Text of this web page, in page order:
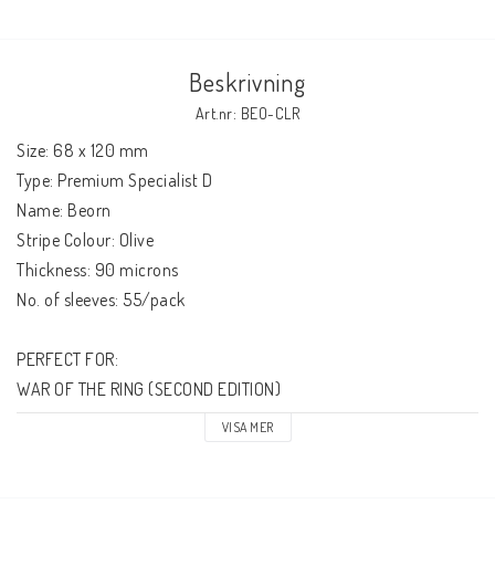
Beskrivning
Art.nr: BEO-CLR
Size: 68 x 120 mm
Type: Premium Specialist D
Name: Beorn
Stripe Colour: Olive
Thickness: 90 microns
No. of sleeves: 55/pack
PERFECT FOR:
WAR OF THE RING (SECOND EDITION)
AND MORE!
VISA MER